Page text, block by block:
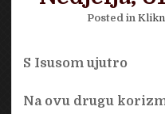
Posted in
S Isusom ujutro
Na ovu drugu